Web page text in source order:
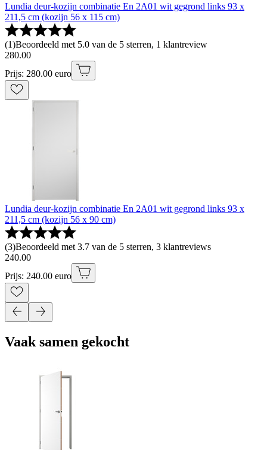
Lundia deur-kozijn combinatie En 2A01 wit gegrond links 93 x
211,5 cm (kozijn 56 x 115 cm)
(1)Beoordeeld met 5.0 van de 5 sterren, 1 klantreview
280.00
Prijs: 280.00 euro
Lundia deur-kozijn combinatie En 2A01 wit gegrond links 93 x
211,5 cm (kozijn 56 x 90 cm)
(3)Beoordeeld met 3.7 van de 5 sterren, 3 klantreviews
240.00
Prijs: 240.00 euro
Vaak samen gekocht